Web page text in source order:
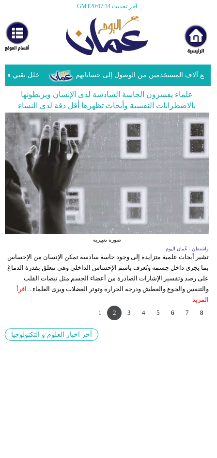
آخر تحديث GMT20:07:34
أخبارعاجلة
رياضة
ثقافة
إقتصاد
فن
وموسيقى
أزياء
صحة
وتغذية
سياحة
وسفر
أخبار
إعلام
مرأة
خلل تقني في آلاف المستخدمين من الوصول إلى حساباتهم
علماء يفسرون الحاسة السادسة لدى الإنسان ويربطونها
بالاضطرابات النفسية وأبحاث تظهرها أقل دقة لدى النساء
صورة تعبيريه
واشنطن - عُمان اليوم
تشير أبحاث علمية متزايدة إلى وجود حاسة سادسة تمكن الإنسان من الإحساس
بما يجري داخل جسمه وتُعرف باسم الإحساس الداخلي وهي تتعلق بقدرة الدماغ
على رصد وتفسير الإشارات الصادرة من أعضاء الجسم مثل نبضات القلب
والتنفس والجوع والعطش ودرجة الحرارة وتوتر العضلات ويرى العلماء... اقرأ
المزيد
1 2 3 4 5 6 7 8
أخر اخبار العلوم و التكنولوجيا